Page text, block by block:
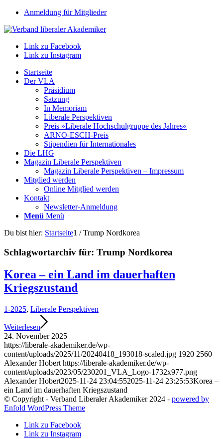
Anmeldung für Mitglieder
Link zu Facebook
Link zu Instagram
Startseite
Der VLA
Präsidium
Satzung
In Memoriam
Liberale Perspektiven
Preis »Liberale Hochschulgruppe des Jahres«
ARNO-ESCH-Preis
Stipendien für Internationales
Die LHG
Magazin Liberale Perspektiven
Magazin Liberale Perspektiven – Impressum
Mitglied werden
Online Mitglied werden
Kontakt
Newsletter-Anmeldung
Menü Menü
Du bist hier: Startseite1 / Trump Nordkorea
Schlagwortarchiv für: Trump Nordkorea
Korea – ein Land im dauerhaften
Kriegszustand
1-2025, Liberale Perspektiven
Weiterlesen
24. November 2025
https://liberale-akademiker.de/wp-
content/uploads/2025/11/20240418_193018-scaled.jpg 1920 2560
Alexander Hobert https://liberale-akademiker.de/wp-
content/uploads/2023/05/230201_VLA_Logo-1732x977.png
Alexander Hobert2025-11-24 23:04:552025-11-24 23:25:53Korea –
ein Land im dauerhaften Kriegszustand
© Copyright - Verband Liberaler Akademiker 2024 - powered by
Enfold WordPress Theme
Link zu Facebook
Link zu Instagram